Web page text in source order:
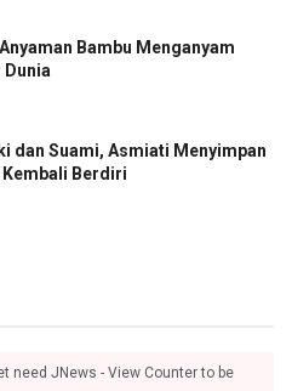
Bambu Menganyam
dan Suami, Asmiati Menyimpan
Kembali Berdiri
need JNews - View Counter to be